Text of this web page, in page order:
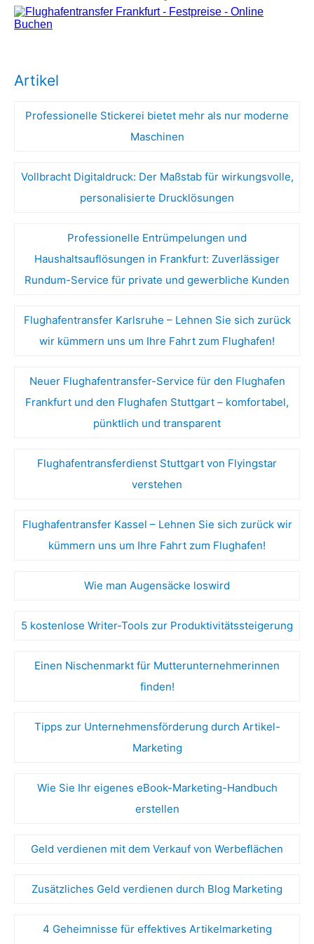
Artikel
Professionelle Stickerei bietet mehr als nur moderne
Maschinen
Vollbracht Digitaldruck: Der Maßstab für wirkungsvolle,
personalisierte Drucklösungen
Professionelle Entrümpelungen und
Haushaltsauflösungen in Frankfurt: Zuverlässiger
Rundum-Service für private und gewerbliche Kunden
Flughafentransfer Karlsruhe – Lehnen Sie sich zurück
wir kümmern uns um Ihre Fahrt zum Flughafen!
Neuer Flughafentransfer-Service für den Flughafen
Frankfurt und den Flughafen Stuttgart – komfortabel,
pünktlich und transparent
Flughafentransferdienst Stuttgart von Flyingstar
verstehen
Flughafentransfer Kassel – Lehnen Sie sich zurück wir
kümmern uns um Ihre Fahrt zum Flughafen!
Wie man Augensäcke loswird
5 kostenlose Writer-Tools zur Produktivitätssteigerung
Einen Nischenmarkt für Mutterunternehmerinnen
finden!
Tipps zur Unternehmensförderung durch Artikel-
Marketing
Wie Sie Ihr eigenes eBook-Marketing-Handbuch
erstellen
Geld verdienen mit dem Verkauf von Werbeflächen
Zusätzliches Geld verdienen durch Blog Marketing
4 Geheimnisse für effektives Artikelmarketing